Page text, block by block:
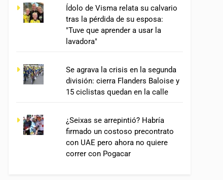
Ídolo de Visma relata su calvario
tras la pérdida de su esposa:
"Tuve que aprender a usar la
lavadora"
Se agrava la crisis en la segunda
división: cierra Flanders Baloise y
15 ciclistas quedan en la calle
¿Seixas se arrepintió? Habría
firmado un costoso precontrato
con UAE pero ahora no quiere
correr con Pogacar